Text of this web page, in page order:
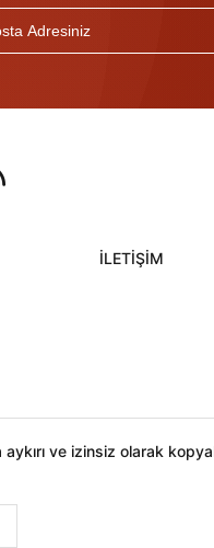
İLETİŞİM
ve izinsiz olarak